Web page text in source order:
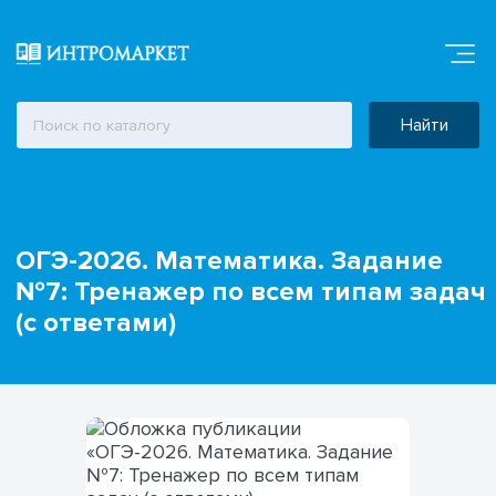
Найти
ОГЭ-2026. Математика. Задание
№7: Тренажер по всем типам задач
(с ответами)